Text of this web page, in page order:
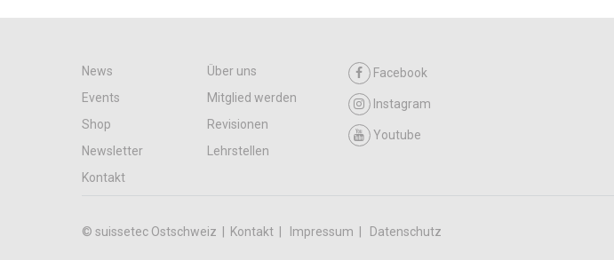
News
Über uns
Events
Mitglied werden
Shop
Revisionen
Newsletter
Lehrstellen
Kontakt
Facebook
Instagram
Youtube
© suissetec Ostschweiz | Kontakt Impressum Datenschutz